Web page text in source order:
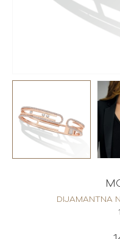
DIJAMANTNA